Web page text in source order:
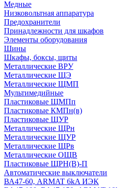
Медные
Низковольтная аппаратура
Предохранители
Принадлежности для шкафов
Элементы оборудования
Шины
Шкафы, боксы, щиты
Металлические ВРУ
Металлические ЩЭ
Металлические ЩМП
Мультимедийные
Пластиковые ЩМПп
Пластиковые КМПн(в)
Пластиковые ЩУР
Металлические ЩРн
Металлические ЩУР
Металлические ЩРв
Металлические ОЩВ
Пластиковые ЩРН(В)-П
Автоматические выключатели
ВА47-60, ARMAT 6kA ИЭК